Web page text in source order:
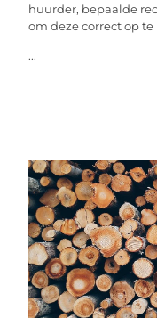
huurder, bepaalde
om deze correct op
...